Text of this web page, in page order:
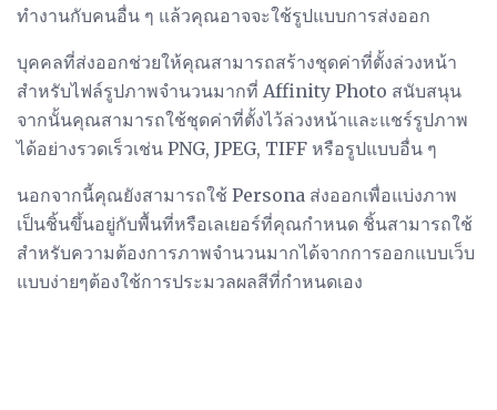
ทำงานกับคนอื่น ๆ แล้วคุณอาจจะใช้รูปแบบการส่งออก
บุคคลที่ส่งออกช่วยให้คุณสามารถสร้างชุดค่าที่ตั้งล่วงหน้า
สำหรับไฟล์รูปภาพจำนวนมากที่ Affinity Photo สนับสนุน
จากนั้นคุณสามารถใช้ชุดค่าที่ตั้งไว้ล่วงหน้าและแชร์รูปภาพ
ได้อย่างรวดเร็วเช่น PNG, JPEG, TIFF หรือรูปแบบอื่น ๆ
นอกจากนี้คุณยังสามารถใช้ Persona ส่งออกเพื่อแบ่งภาพ
เป็นชิ้นขึ้นอยู่กับพื้นที่หรือเลเยอร์ที่คุณกำหนด ชิ้นสามารถใช้
สำหรับความต้องการภาพจำนวนมากได้จากการออกแบบเว็บ
แบบง่ายๆต้องใช้การประมวลผลสีที่กำหนดเอง